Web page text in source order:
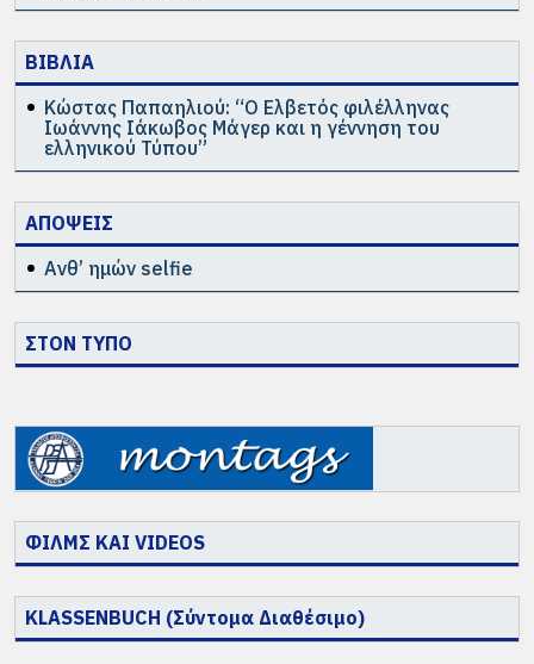
ΒΙΒΛΙΑ
Κώστας Παπαηλιού: “Ο Ελβετός φιλέλληνας
Ιωάννης Ιάκωβος Μάγερ και η γέννηση του
ελληνικού Τύπου”
ΑΠΟΨΕΙΣ
Ανθ’ ημών selfie
ΣΤΟΝ ΤΥΠΟ
ΦΙΛΜΣ ΚΑΙ VIDEOS
KLASSENBUCH (Σύντομα Διαθέσιμο)